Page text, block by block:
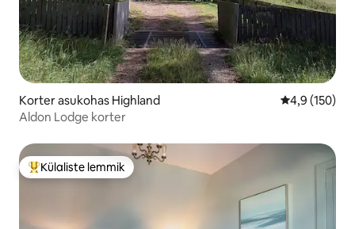
Korter asukohas Highland Keskmine
4,9 (150)
Aldon Lodge korter
Külaliste suur lemmik
Külaliste lemmik